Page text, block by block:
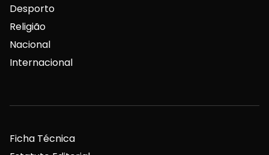
Desporto
Religião
Nacional
Internacional
Ficha Técnica